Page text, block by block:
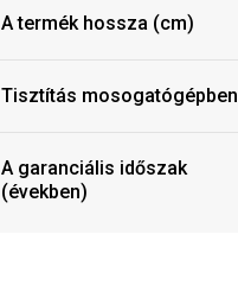
A termék hossza (cm)
Tisztítás mosogatógépben
A garanciális időszak
(években)